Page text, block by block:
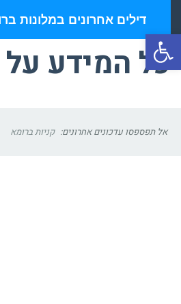
פתח סרגל נגישות
דילים אחרונים במלונות
כל המידע
אל תפספסו עדכונים אחרונים: קניות ברומא